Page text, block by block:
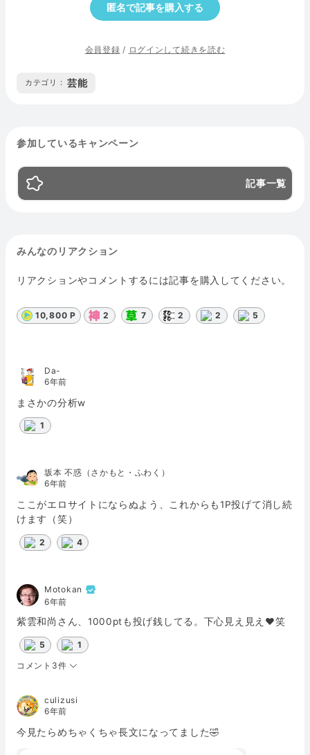
匿名で記事を購入する
会員登録 / ログインして続きを読む
カテゴリ : 芸能
参加しているキャンペーン
記事一覧
みんなのリアクション
リアクションやコメントするには記事を購入してください。
10,800 P 2 7 2 2 5
Da-
6年前
まさかの分析w
1
坂本 不惑（さかもと・ふわく）
6年前
ここがエロサイトにならぬよう、これからも1P投げて消し続
けます（笑）
2 4
Motokan
6年前
紫雲和尚さん、1000ptも投げ銭してる。下心見え見え❤️笑
5
1
コメント3件
culizusi
6年前
今見たらめちゃくちゃ長文になってました🤣